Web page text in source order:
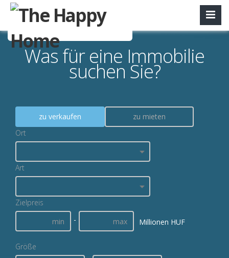
Was für eine Immobilie
suchen Sie?
zu verkaufen
zu mieten
Ort
Art
Zielpreis
-
Millionen HUF
Größe